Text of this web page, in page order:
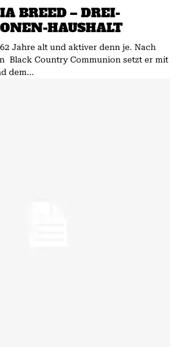
BREED – DREI-
HAUSHALT
Jahre alt und aktiver denn je. Nach
Black Country Communion setzt er mit
dem...